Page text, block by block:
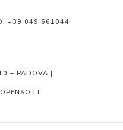
+39 049 661044
– PADOVA |